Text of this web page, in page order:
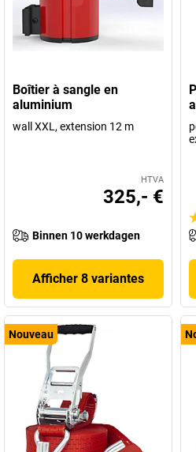
Boîtier à sangle en
aluminium
wall XXL, extension 12 m
HTVA
325,- €
Binnen 10 werkdagen
Afficher 8 variantes
Nouveau